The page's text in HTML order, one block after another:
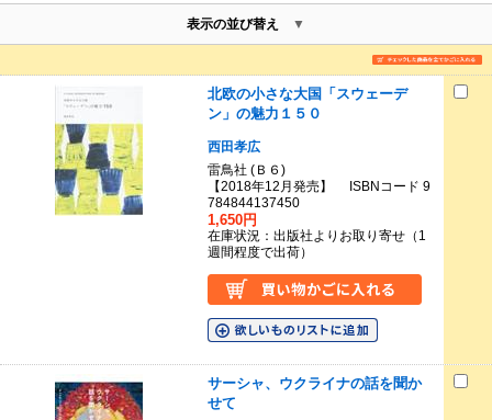
表示の並び替え
北欧の小さな大国「スウェーデ
ン」の魅力１５０
西田孝広
雷鳥社 (Ｂ６)
【2018年12月発売】 ISBNコード 9
784844137450
1,650円
在庫状況：出版社よりお取り寄せ（1
週間程度で出荷）
サーシャ、ウクライナの話を聞か
せて